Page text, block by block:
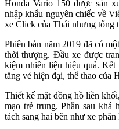
Honda Vario 150 được sản
nhập khẩu nguyên chiếc về
xe Click của Thái nhưng tổng
Phiên bản năm 2019 đã có
thời thượng. Đầu xe được
kiệm nhiên liệu hiệu quả.
tăng vẻ hiện đại, thể thao của
Thiết kế mặt đồng hồ liền
mạo trẻ trung. Phần sau khá
tách sang hai bên như xe